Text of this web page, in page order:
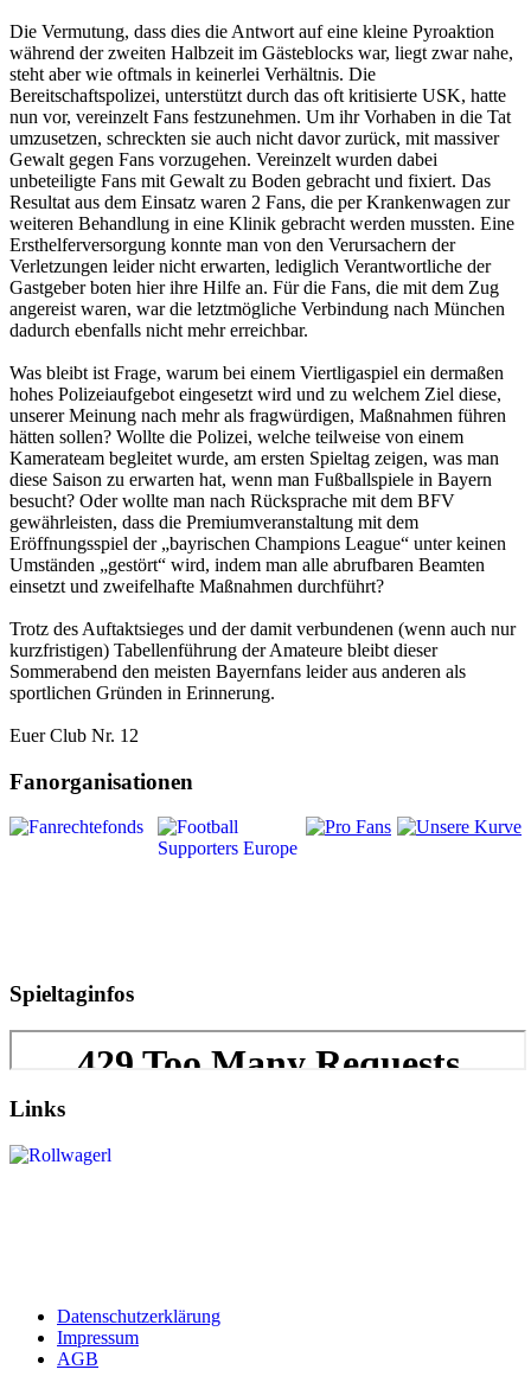
Die Vermutung, dass dies die Antwort auf eine kleine Pyroaktion
während der zweiten Halbzeit im Gästeblocks war, liegt zwar nahe,
steht aber wie oftmals in keinerlei Verhältnis. Die
Bereitschaftspolizei, unterstützt durch das oft kritisierte USK, hatte
nun vor, vereinzelt Fans festzunehmen. Um ihr Vorhaben in die Tat
umzusetzen, schreckten sie auch nicht davor zurück, mit massiver
Gewalt gegen Fans vorzugehen. Vereinzelt wurden dabei
unbeteiligte Fans mit Gewalt zu Boden gebracht und fixiert. Das
Resultat aus dem Einsatz waren 2 Fans, die per Krankenwagen zur
weiteren Behandlung in eine Klinik gebracht werden mussten. Eine
Ersthelferversorgung konnte man von den Verursachern der
Verletzungen leider nicht erwarten, lediglich Verantwortliche der
Gastgeber boten hier ihre Hilfe an. Für die Fans, die mit dem Zug
angereist waren, war die letztmögliche Verbindung nach München
dadurch ebenfalls nicht mehr erreichbar.
Was bleibt ist Frage, warum bei einem Viertligaspiel ein dermaßen
hohes Polizeiaufgebot eingesetzt wird und zu welchem Ziel diese,
unserer Meinung nach mehr als fragwürdigen, Maßnahmen führen
hätten sollen? Wollte die Polizei, welche teilweise von einem
Kamerateam begleitet wurde, am ersten Spieltag zeigen, was man
diese Saison zu erwarten hat, wenn man Fußballspiele in Bayern
besucht? Oder wollte man nach Rücksprache mit dem BFV
gewährleisten, dass die Premiumveranstaltung mit dem
Eröffnungsspiel der „bayrischen Champions League“ unter keinen
Umständen „gestört“ wird, indem man alle abrufbaren Beamten
einsetzt und zweifelhafte Maßnahmen durchführt?
Trotz des Auftaktsieges und der damit verbundenen (wenn auch nur
kurzfristigen) Tabellenführung der Amateure bleibt dieser
Sommerabend den meisten Bayernfans leider aus anderen als
sportlichen Gründen in Erinnerung.
Euer Club Nr. 12
Fanorganisationen
Spieltaginfos
Links
Datenschutzerklärung
Impressum
AGB